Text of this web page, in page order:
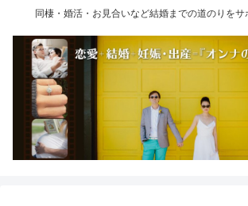
同棲・婚活・お見合いなど結婚までの道のりをサ